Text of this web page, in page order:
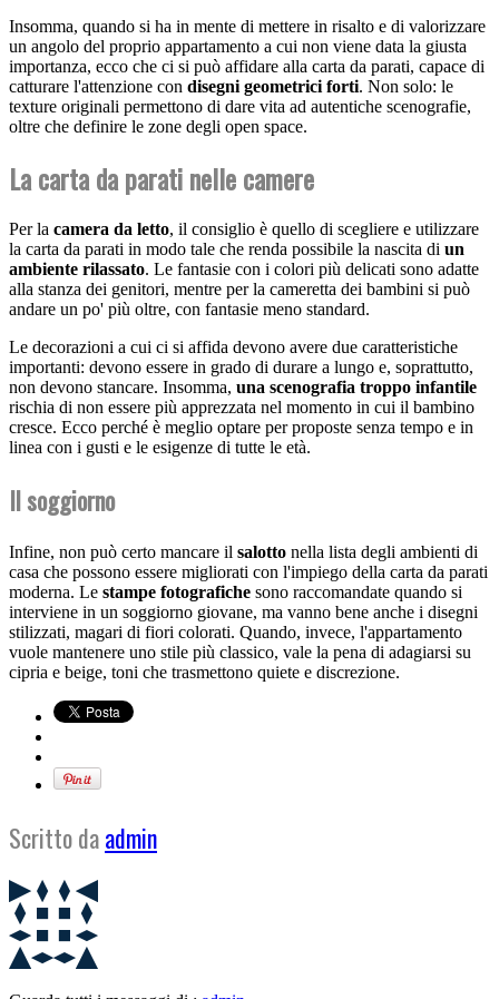
Insomma, quando si ha in mente di mettere in risalto e di valorizzare
un angolo del proprio appartamento a cui non viene data la giusta
importanza, ecco che ci si può affidare alla carta da parati, capace di
catturare l'attenzione con disegni geometrici forti. Non solo: le
texture originali permettono di dare vita ad autentiche scenografie,
oltre che definire le zone degli open space.
La carta da parati nelle camere
Per la camera da letto, il consiglio è quello di scegliere e utilizzare
la carta da parati in modo tale che renda possibile la nascita di un
ambiente rilassato. Le fantasie con i colori più delicati sono adatte
alla stanza dei genitori, mentre per la cameretta dei bambini si può
andare un po' più oltre, con fantasie meno standard.
Le decorazioni a cui ci si affida devono avere due caratteristiche
importanti: devono essere in grado di durare a lungo e, soprattutto,
non devono stancare. Insomma, una scenografia troppo infantile
rischia di non essere più apprezzata nel momento in cui il bambino
cresce. Ecco perché è meglio optare per proposte senza tempo e in
linea con i gusti e le esigenze di tutte le età.
Il soggiorno
Infine, non può certo mancare il salotto nella lista degli ambienti di
casa che possono essere migliorati con l'impiego della carta da parati
moderna. Le stampe fotografiche sono raccomandate quando si
interviene in un soggiorno giovane, ma vanno bene anche i disegni
stilizzati, magari di fiori colorati. Quando, invece, l'appartamento
vuole mantenere uno stile più classico, vale la pena di adagiarsi su
cipria e beige, toni che trasmettono quiete e discrezione.
Scritto daadmin